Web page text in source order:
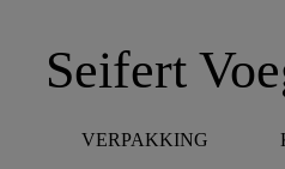
Seifert
VERPAKKING